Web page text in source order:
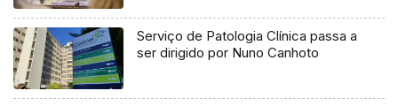
Serviço de Patologia Clínica passa a
ser dirigido por Nuno Canhoto